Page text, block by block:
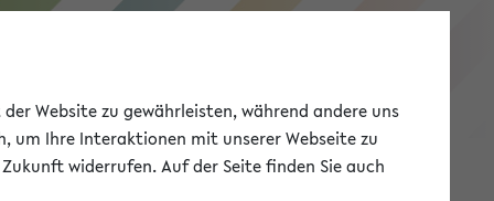
eKVV
Website zu gewährleisten, während andere uns
um Ihre Interaktionen mit unserer Webseite zu
widerrufen. Auf der Seite finden Sie auch